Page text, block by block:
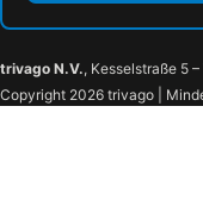
trivago N.V., Kesselstraße 5
Copyright 2026 trivago |